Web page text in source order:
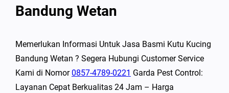
Bandung Wetan
Memerlukan Informasi Untuk Jasa Basmi Kutu Kucing
Bandung Wetan ? Segera Hubungi Customer Service
Kami di Nomor0857-4789-0221 Garda Pest Control:
Layanan Cepat Berkualitas 24 Jam – Harga